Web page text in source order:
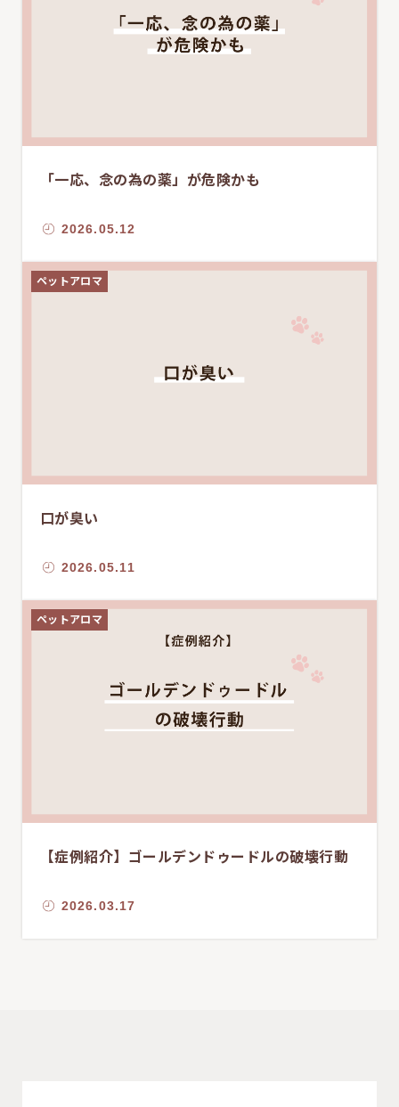
「一応、念の為の薬」が危険かも
2026.05.12
ペットアロマ
口が臭い
2026.05.11
ペットアロマ
【症例紹介】ゴールデンドゥードルの破壊行動
2026.03.17